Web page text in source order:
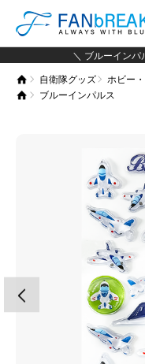
＼ ブルーイン
自衛隊グッズ ホビー
ブルーインパルス